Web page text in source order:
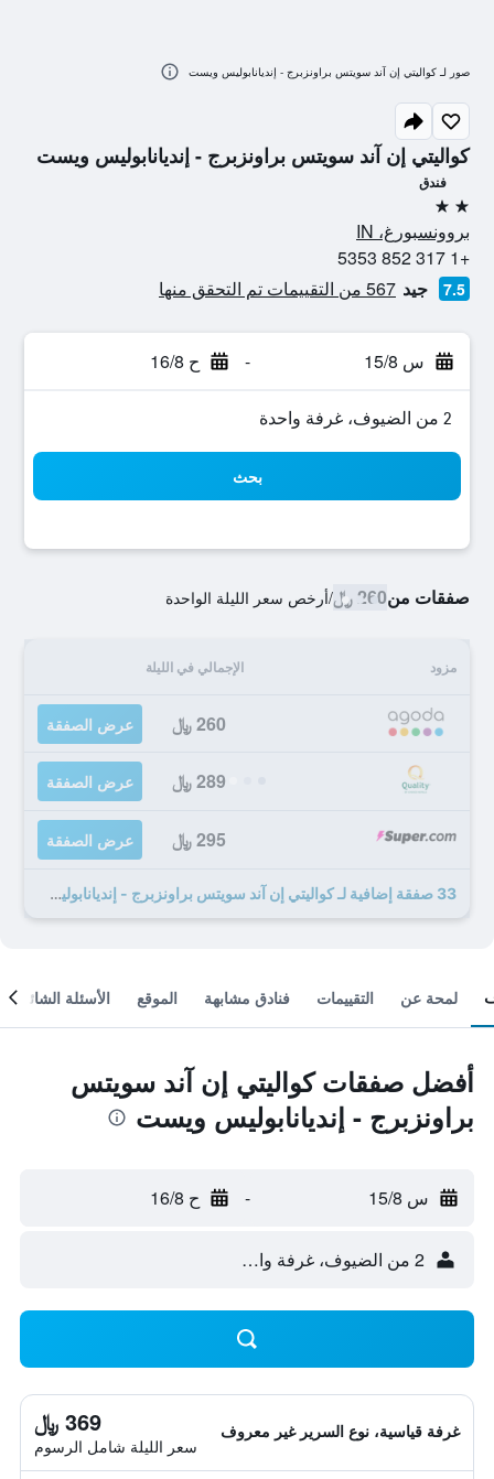
كواليتي إن آند سويتس براونزبرج - إنديانابوليس ويست
فندق
2 نجمتين
بروونسبورغ، IN
+1 317 852 5353
7.5 جيد 567 من التقييمات تم التحقق منها
س 15/8 - ح 16/8
2 من الضيوف، غرفة واحدة
بحث
صفقات من260 ﷼ /أرخص سعر الليلة الواحدة
مزود الإجمالي في الليلة
260 ﷼ عرض الصفقة
289 ﷼ عرض الصفقة
295 ﷼ عرض الصفقة
33 صفقة إضافية لـ كواليتي إن آند سويتس براونزبرج - إنديانابوليس ويست
صور لـ كواليتي إن آند سويتس براونزبرج - إنديانابوليس ويست
لمحة عن التقييمات فنادق مشابهة الموقع الأسئلة الشائعة
أفضل صفقات كواليتي إن آند سويتس
براونزبرج - إنديانابوليس ويست
س 15/8 - ح 16/8
2 من الضيوف، غرفة واحدة
غرفة قياسية، نوع السرير غير معروف 369 ﷼
سعر الليلة شامل الرسوم